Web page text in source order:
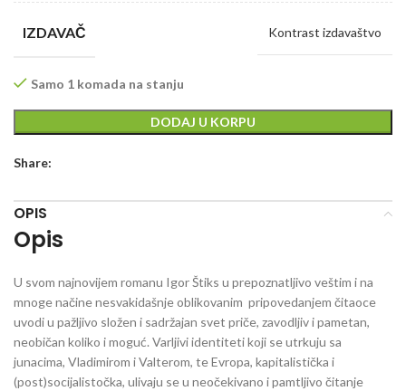
IZDAVAČ Kontrast izdavaštvo
Samo 1 komada na stanju
DODAJ U KORPU
Share:
OPIS
Opis
U svom najnovijem romanu Igor Štiks u prepoznatljivo veštim i na
mnoge načine nesvakidašnje oblikovanim pripovedanjem čitaoce
uvodi u pažljivo složen i sadržajan svet priče, zavodljiv i pametan,
neobičan koliko i moguć. Varljivi identiteti koji se utrkuju sa
junacima, Vladimirom i Valterom, te Evropa, kapitalistička i
(post)socijalistočka, ulivaju se u neočekivano i pamtljivo čitanje